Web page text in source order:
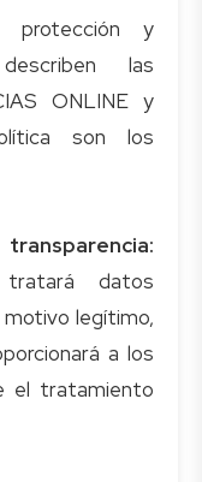
protección y
las
ONLINE y
son los
tratará datos
motivo legítimo,
a los
el tratamiento